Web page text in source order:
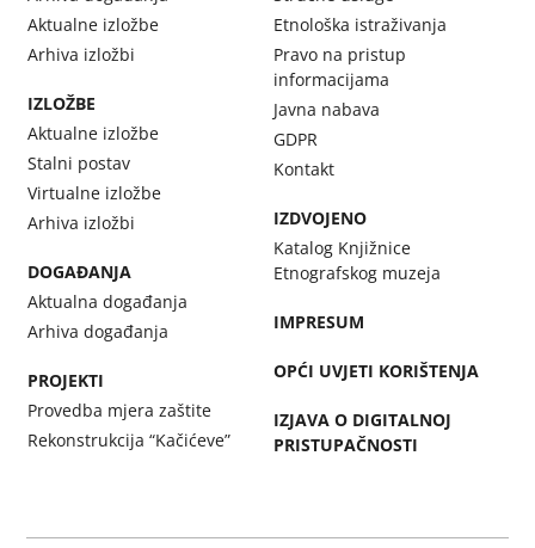
Aktualne izložbe
Arhiva izložbi
IZLOŽBE
Aktualne izložbe
Stalni postav
Virtualne izložbe
Arhiva izložbi
DOGAĐANJA
Aktualna događanja
Arhiva događanja
PROJEKTI
Provedba mjera zaštite
Rekonstrukcija “Kačićeve”
Etnološka istraživanja
Pravo na pristup
informacijama
Javna nabava
GDPR
Kontakt
IZDVOJENO
Katalog Knjižnice
Etnografskog muzeja
IMPRESUM
OPĆI UVJETI KORIŠTENJA
IZJAVA O DIGITALNOJ
PRISTUPAČNOSTI